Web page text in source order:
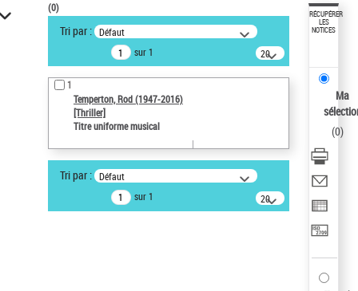
VOTRE RECHERCHE
Recherche avancée dans les
notices d’autorité
Œuvres liées à l'auteur :
Temperton, Rod (1947-2016)
Sauvegarder votre recherche
AFFINER
Type de notice d'autorité
(0)
Tri par : Défaut
sur 1
20
résultats/page
1
Temperton, Rod (1947-2016)
[Thriller]
Titre uniforme musical
Tri par : Défaut
sur 1
20
résultats/page
RÉCUPÉRER
LES
NOTICES
Ma
(0)